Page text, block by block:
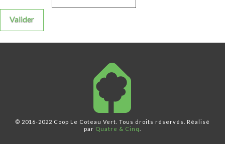
© 2016-2022 Coop Le Coteau Vert. Tous droits réservés. Réalisé
par Quatre & Cinq